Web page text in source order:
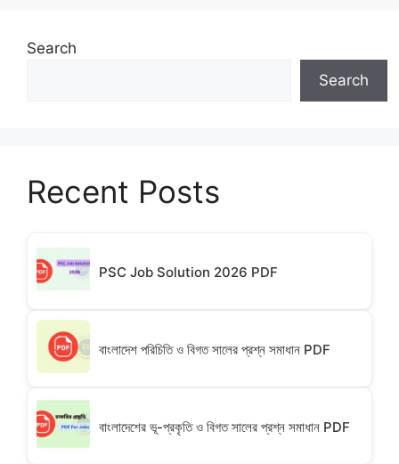
Search
Search
Recent Posts
PSC Job Solution 2026 PDF
বাংলাদেশ পরিচিতি ও বিগত সালের প্রশ্ন সমাধান PDF
বাংলাদেশের ভূ-প্রকৃতি ও বিগত সালের প্রশ্ন সমাধান PDF